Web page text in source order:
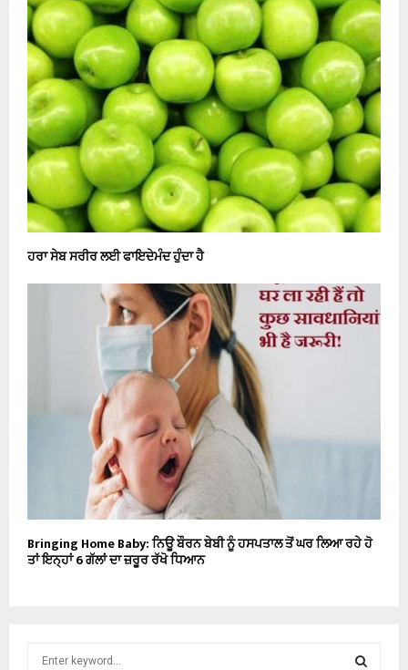
ਹਰਾ ਸੇਬ ਸਰੀਰ ਲਈ ਫਾਇਦੇਮੰਦ ਹੁੰਦਾ ਹੈ
Bringing Home Baby: ਨਿਊ ਬੌਰਨ ਬੇਬੀ ਨੂੰ ਹਸਪਤਾਲ ਤੋਂ ਘਰ ਲਿਆ ਰਹੇ ਹੋ
ਤਾਂ ਇਨ੍ਹਾਂ 6 ਗੱਲਾਂ ਦਾ ਜ਼ਰੂਰ ਰੱਖੋ ਧਿਆਨ